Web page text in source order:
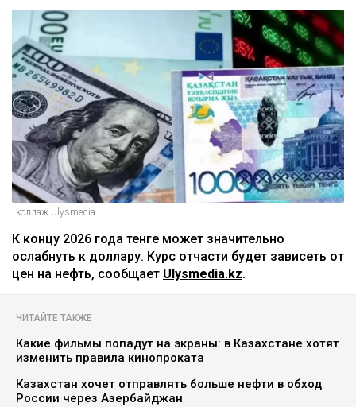
коллаж Ulysmedia
К концу 2026 года тенге может значительно
ослабнуть к доллару. Курс отчасти будет зависеть от
цен на нефть, сообщает Ulysmedia.kz.
ЧИТАЙТЕ ТАКЖЕ
Какие фильмы попадут на экраны: в Казахстане хотят
изменить правила кинопроката
Казахстан хочет отправлять больше нефти в обход
России через Азербайджан